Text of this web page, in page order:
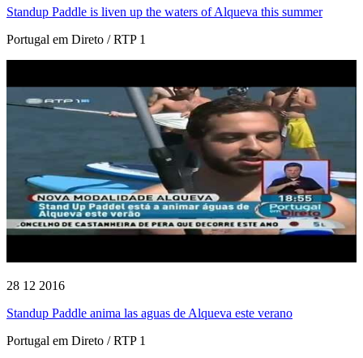
Standup Paddle is liven up the waters of Alqueva this summer
Portugal em Direto / RTP 1
28 12 2016
Standup Paddle anima las aguas de Alqueva este verano
Portugal em Direto / RTP 1